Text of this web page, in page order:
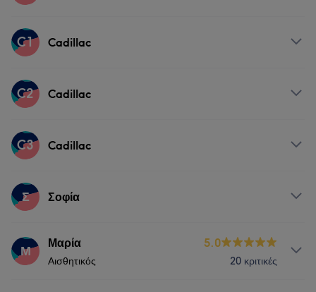
Υπηρεσίες
C1 Cadillac
Υπηρεσίες
C2 Cadillac
Υπηρεσίες
C3 Cadillac
Υπηρεσίες
Σ Σοφία
Υπηρεσίες
Μ Μαρία
Αισθητικός
5.0
20 κριτικές